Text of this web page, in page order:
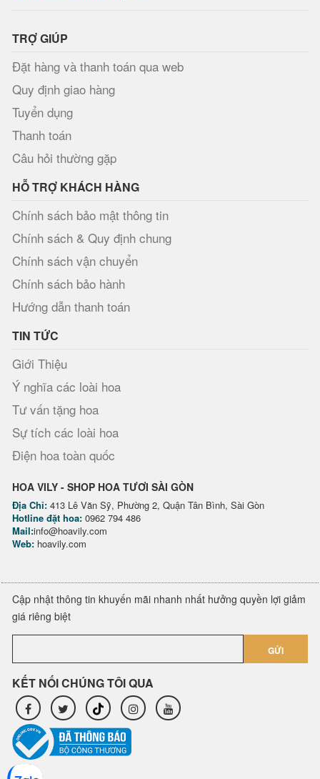
TRỢ GIÚP
Đặt hàng và thanh toán qua web
Quy định giao hàng
Tuyển dụng
Thanh toán
Câu hỏi thường gặp
HỖ TRỢ KHÁCH HÀNG
Chính sách bảo mật thông tin
Chính sách & Quy định chung
Chính sách vận chuyển
Chính sách bảo hành
Hướng dẫn thanh toán
TIN TỨC
Giới Thiệu
Ý nghĩa các loài hoa
Tư vấn tặng hoa
Sự tích các loài hoa
Điện hoa toàn quốc
HOA VILY - SHOP HOA TƯƠI SÀI GÒN
Địa Chỉ: 413 Lê Văn Sỹ, Phường 2, Quận Tân Bình, Sài Gòn
Hotline đặt hoa: 0962 794 486
Mail:info@hoavily.com
Web: hoavily.com
Cập nhật thông tin khuyến mãi nhanh nhất hưởng quyền lợi giảm
giá riêng biệt
GỬI
KẾT NỐI CHÚNG TÔI QUA